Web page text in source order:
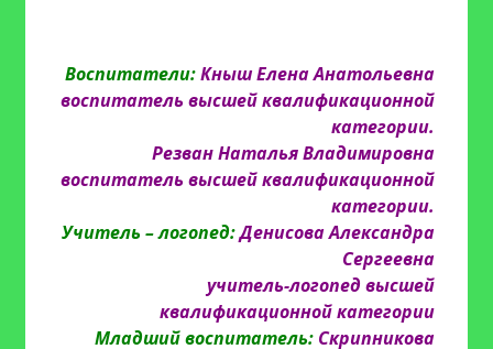
Воспитатели:Кныш Елена Анатольевна
воспитатель высшей квалификационной
категории.
Резван Наталья Владимировна
воспитатель высшей квалификационной
категории.
Учитель – логопед:Денисова Александра
Сергеевна
учитель-логопед высшей
квалификационной категории
Младший воспитатель: Скрипникова